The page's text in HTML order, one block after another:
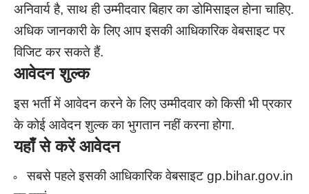
अनिवार्य है, साथ ही उम्मीदवार बिहार का डोमिसाइल होना चाहिए.
अधिक जानकारी के लिए आप इसकी आधिकारिक वेबसाइट पर
विजिट कर सकते हैं.
आवेदन शुल्क
इस भर्ती में आवेदन करने के लिए उम्मीदवार को किसी भी प्रकार
के कोई आवेदन शुल्क का भुगतान नहीं करना होगा.
यहाँ से करें आवेदन
सबसे पहले इसकी आधिकारिक वेबसाइट gp.bihar.gov.in